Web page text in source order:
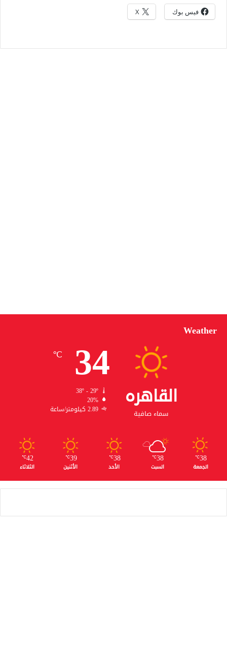
فيس بوك X
Weather
القاهره
سماء صافية
34
℃
38º - 29º
20%
2.89 كيلومتر/ساعة
38
℃
الجمعة
38
℃
السبت
38
℃
الأحد
39
℃
الأثنين
42
℃
الثلاثاء